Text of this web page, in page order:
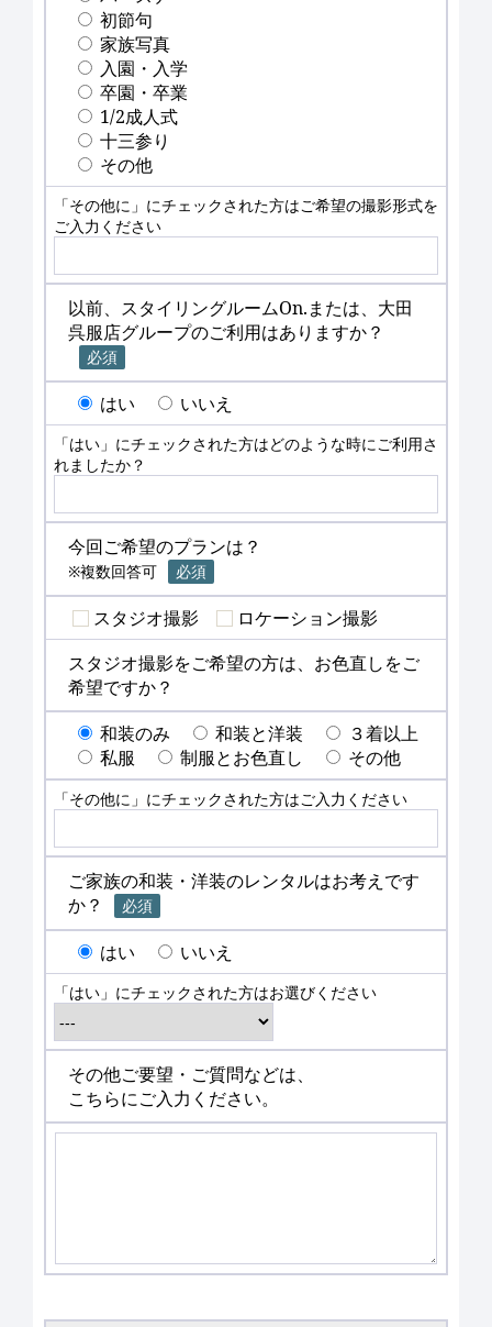
初節句
家族写真
入園・入学
卒園・卒業
1/2成人式
十三参り
その他
「その他に」にチェックされた方はご希望の撮影形式を
ご入力ください
以前、スタイリングルームOn.または、大田
呉服店グループのご利用はありますか？
必須
はい いいえ
「はい」にチェックされた方はどのような時にご利用さ
れましたか？
今回ご希望のプランは？
※複数回答可 必須
スタジオ撮影
ロケーション撮影
スタジオ撮影をご希望の方は、お色直しをご
希望ですか？
和装のみ
和装と洋装
３着以上
私服
制服とお色直し その他
「その他に」にチェックされた方はご入力ください
ご家族の和装・洋装のレンタルはお考えです
か？
必須
はい いいえ
「はい」にチェックされた方はお選びください
その他ご要望・ご質問などは、
こちらにご入力ください。